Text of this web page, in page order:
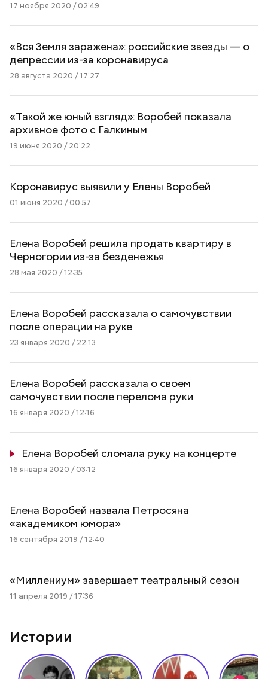
17 ноября 2020 / 02:49
«Вся Земля заражена»: российские звезды — о
депрессии из-за коронавируса
28 августа 2020 / 17:27
«Такой же юный взгляд»: Воробей показала
архивное фото с Галкиным
19 июня 2020 / 20:22
Коронавирус выявили у Елены Воробей
01 июня 2020 / 00:57
Елена Воробей решила продать квартиру в
Черногории из-за безденежья
28 мая 2020 / 12:35
Елена Воробей рассказала о самочувствии
после операции на руке
23 января 2020 / 22:13
Елена Воробей рассказала о своем
самочувствии после перелома руки
16 января 2020 / 12:16
Елена Воробей сломала руку на концерте
16 января 2020 / 03:12
Елена Воробей назвала Петросяна
«академиком юмора»
16 сентября 2019 / 12:40
«Миллениум» завершает театральный сезон
11 апреля 2019 / 17:36
Истории